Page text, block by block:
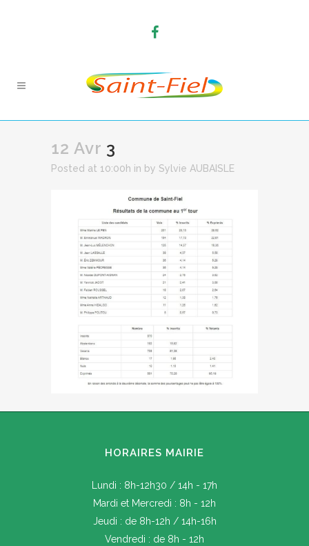
12 Avr 3
Posted at 10:00h in by Sylvie AUBAISLE
HORAIRES MAIRIE
Lundi : 8h-12h30 / 14h - 17h
Mardi et Mercredi : 8h - 12h
Jeudi : de 8h-12h / 14h-16h
Vendredi : de 8h - 12h